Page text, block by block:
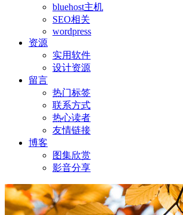
bluehost主机
SEO相关
wordpress
资源
实用软件
设计资源
留言
热门标签
联系方式
热心读者
友情链接
博客
图集欣赏
影音分享